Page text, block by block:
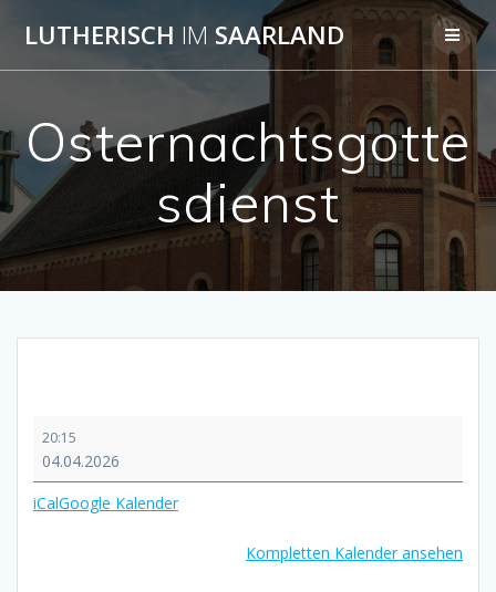
Skip
to
content
LUTHERISCH IM SAARLAND
Osternachtsgotte
sdienst
20:15
04.04.2026
iCalGoogle Kalender
Kompletten Kalender ansehen